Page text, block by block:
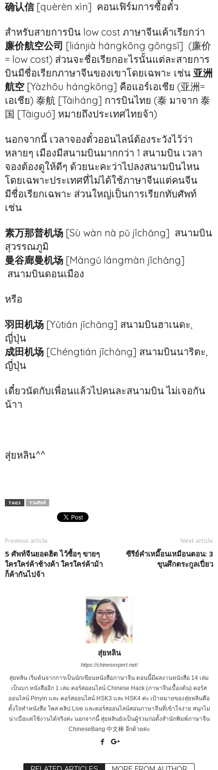
确认信[quèrèn xìn] คอนเฟิร์มการซื้อตั๋ว
สำหรับสายการบิน low cost ภาษาจีนเค้าเรียกว่า
廉价航空公司 [liánjià hángkōng gōngsī] (廉价
= low cost) ส่วนจะชื่อเรียกอะไรนั้นแต่ละสายการ
บินมีชื่อเรียกภาษาจีนของเขาโดยเฉพาะ เช่น 亚洲
航空 [Yàzhōu hángkōng] คือแอร์เอเชีย (亚洲=
เอเชีย) 泰航 [Tàiháng] การบินไทย (泰 มาจาก 泰
国 [Tàiguó] หมายถึงประเทศไทยจ้า)
นอกจากนี้ เวลาจองตั๋วออนไลน์ต้องระวังไว้ว่า
หลายๆ เมืองมีสนามบินมากกว่า 1 สนามบิน เวลา
จองต้องดูให้ดีๆ ด้วยนะคะว่าไปลงสนามบินไหน
โดยเฉพาะประเทศที่ไม่ได้ใช้ภาษาจีนแต่คนจีน
มีชื่อเรียกเฉพาะ ส่วนใหญ่เป็นการเรียกทับศัพท์
เช่น
素万那普机场 [Sù wàn nà pǔ jīchǎng] สนามบิน
สุวรรณภูมิ
曼谷廊曼机场 [Màngǔ lángmàn jīchǎng]
สนามบินดอนเมือง
หรือ
羽田机场 [Yǔtián jīchǎng] สนามบินฮาเนดะ,
ญี่ปุ่น
成田机场 [Chéngtián jīchǎng] สนามบินนาริตะ,
ญี่ปุ่น
เดี๋ยวนัดกับเพื่อนแล้วไปคนละสนามบิน ไม่เจอกัน
น้าา
สุ่ยหลิน^^
TAGS รวมศัพท์
Previous article
5 ศัพท์จีนยอดฮิต ไว้ซื้อๆ ขายๆ
ใครใคร่ค้าช้างค้า ใครใคร่ค้าม้า
ก็ค้ากันไปจ้า
Next article
ซีรีย์คำเหมื๊อนเหมือนตอน: 3
ขุนศึกตระกูลเปี่ยว
สุ่ยหลิน
https://chinesexpert.net/
สุ่ยหลิน เริ่มต้นจากการเป็นนักเขียนหนังสือภาษาจีน ตอนนี้มีผลงานหนังสือ 14 เล่ม
เป็นบก.หนังสืออีก 1 เล่ม คอร์สออนไลน์ Chinese Hack (ภาษาจีนเบื้องต้น) คอร์ส
ออนไลน์ Pinyin และ คอร์สออนไลน์ HSK3 และ HSK4 ค่ะ เป้าหมายของสุ่ยหลินคือ
ตั้งใจทำหนังสือ โพส คลิป Live และคอร์สออนไลน์สอนภาษาจีนที่เข้าใจง่าย สนุกไม่
น่าเบื่อแต่ใช้งานได้จริงค่ะ นอกจากนี้ สุ่ยหลินยังเป็นผู้ร่วมก่อตั้งสำนักพิมพ์ภาษาจีน
ChineseBang 中文棒 อีกด้วยค่ะ